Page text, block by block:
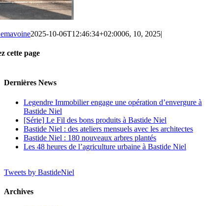
2025-10-06T12:46:34+02:0006, 10, 2025|
cette page
Dernières News
Legendre Immobilier engage une opération d’envergure à
Bastide Niel
[Série] Le Fil des bons produits à Bastide Niel
Bastide Niel : des ateliers mensuels avec les architectes
Bastide Niel : 180 nouveaux arbres plantés
Les 48 heures de l’agriculture urbaine à Bastide Niel
Tweets by BastideNiel
Archives